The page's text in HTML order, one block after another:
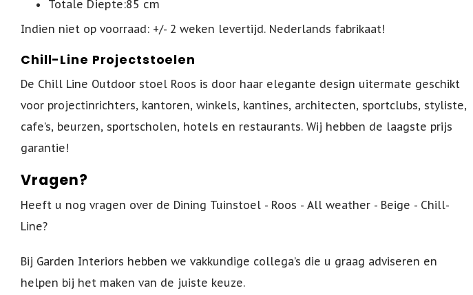
Totale Diepte:85 cm
Indien niet op voorraad: +/- 2 weken levertijd. Nederlands fabrikaat!
Chill-Line Projectstoelen
De Chill Line Outdoor stoel Roos is door haar elegante design uitermate geschikt
voor projectinrichters, kantoren, winkels, kantines, architecten, sportclubs, styliste,
cafe’s, beurzen, sportscholen, hotels en restaurants. Wij hebben de laagste prijs
garantie!
Vragen?
Heeft u nog vragen over de Dining Tuinstoel - Roos - All weather - Beige - Chill-
Line?
Bij Garden Interiors hebben we vakkundige collega’s die u graag adviseren en
helpen bij het maken van de juiste keuze.